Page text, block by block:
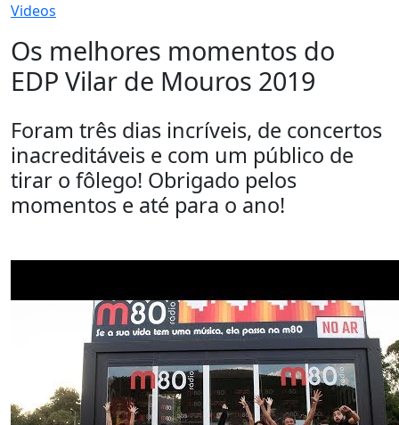
Videos
Os melhores momentos do
EDP Vilar de Mouros 2019
Foram três dias incríveis, de concertos
inacreditáveis e com um público de
tirar o fôlego! Obrigado pelos
momentos e até para o ano!